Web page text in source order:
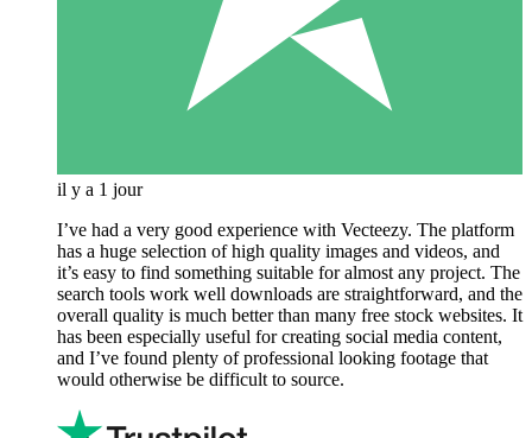
il y a 1 jour
I’ve had a very good experience with Vecteezy. The platform
has a huge selection of high quality images and videos, and
it’s easy to find something suitable for almost any project. The
search tools work well downloads are straightforward, and the
overall quality is much better than many free stock websites. It
has been especially useful for creating social media content,
and I’ve found plenty of professional looking footage that
would otherwise be difficult to source.